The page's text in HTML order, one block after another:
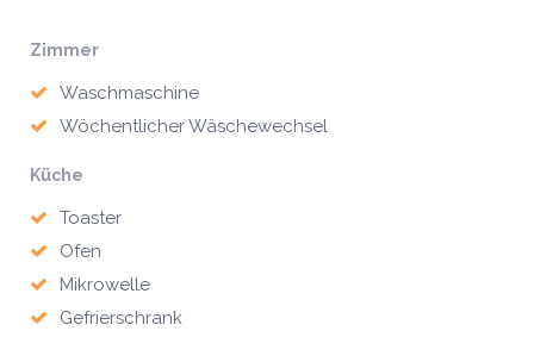
Zimmer
Waschmaschine
Wöchentlicher Wäschewechsel
Küche
Toaster
Ofen
Mikrowelle
Gefrierschrank